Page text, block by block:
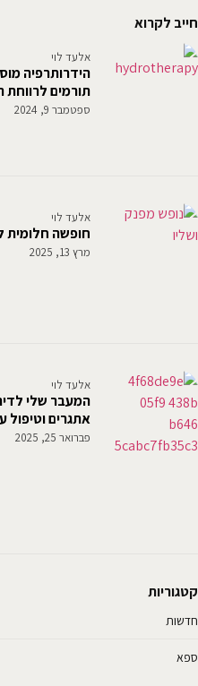
חייב לקרוא
הידרותרפיה
תורמים לרווחת
אלעד לוי
ספטמבר 9, 2024
חופשה חלומית
אלעד לוי
מרץ 13, 2025
המעבר שלי
אתגרים וטיפול
אלעד לוי
פברואר 25, 2025
קטגוריות
חדשות
ספא